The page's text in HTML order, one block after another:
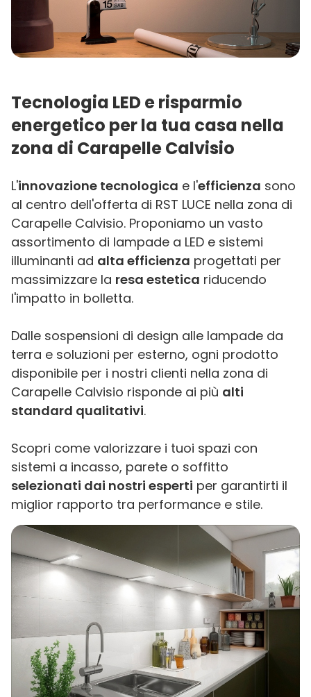
Tecnologia LED e risparmio
energetico per la tua casa nella
zona di Carapelle Calvisio
L'innovazione tecnologica e l'efficienza sono
al centro dell'offerta di RST LUCE nella zona di
Carapelle Calvisio. Proponiamo un vasto
assortimento di lampade a LED e sistemi
illuminanti ad alta efficienza progettati per
massimizzare la resa estetica riducendo
l'impatto in bolletta.
Dalle sospensioni di design alle lampade da
terra e soluzioni per esterno, ogni prodotto
disponibile per i nostri clienti nella zona di
Carapelle Calvisio risponde ai più alti
standard qualitativi.
Scopri come valorizzare i tuoi spazi con
sistemi a incasso, parete o soffitto
selezionati dai nostri esperti per garantirti il
miglior rapporto tra performance e stile.